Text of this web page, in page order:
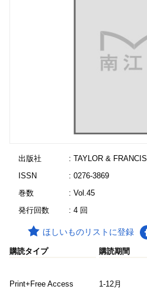
出版社
: TAYLOR &
ISSN
: 0276-3869
巻数
: Vol.45
発行回数
: 4 回
ほしいものリストに登録
購読タイプ 購読期間
Print+Free Access 1-12月